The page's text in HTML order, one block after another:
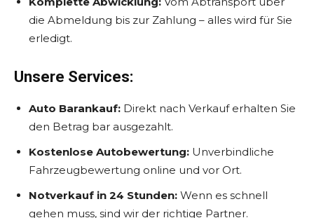
die Abmeldung bis zur Zahlung – alles wird für Sie
erledigt.
Unsere Services:
Auto Barankauf: Direkt nach Verkauf erhalten Sie
den Betrag bar ausgezahlt.
Kostenlose Autobewertung: Unverbindliche
Fahrzeugbewertung online und vor Ort.
Notverkauf in 24 Stunden: Wenn es schnell
gehen muss, sind wir der richtige Partner.